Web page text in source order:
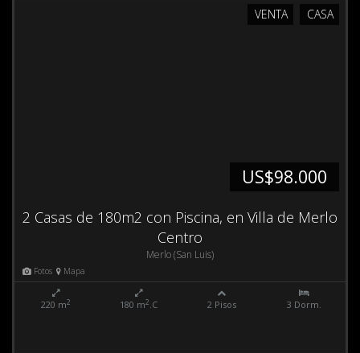
CASA
VENTA
US$98.000
2 Casas de 180m2 con Piscina, en Villa de Merlo
Centro
Merlo (San Luis)
Fotos Mapa
220 m2 180 m2.C 2 Pisos 3 Dorm.